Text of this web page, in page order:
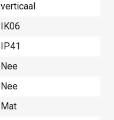
verticaal
IK06
IP41
Nee
Nee
Mat